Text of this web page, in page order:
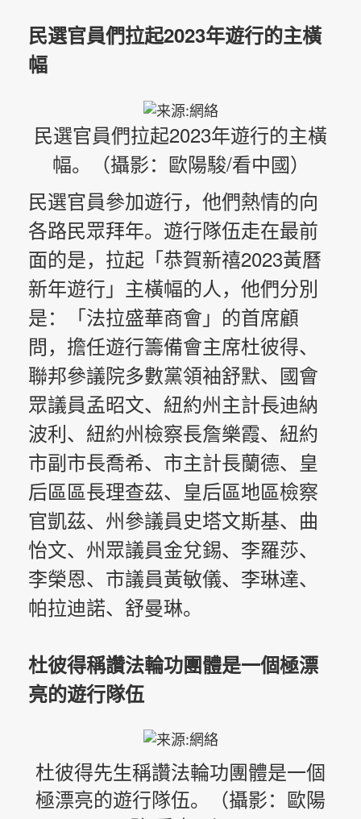
民選官員們拉起2023年遊行的主橫
幅
民選官員們拉起2023年遊行的主橫
幅。
（攝影：歐陽駿/看中國）
民選官員參加遊行，他們熱情的向
各路民眾拜年。 遊行隊伍走在最前
面的是，拉起「恭賀新禧2023黃曆
新年遊行」主橫幅的人，他們分別
是：「法拉盛華商會」的首席顧
問，擔任遊行籌備會主席杜彼得、
聯邦參議院多數黨領袖舒默、國會
眾議員孟昭文、紐約州主計長迪納
波利、紐約州檢察長詹樂霞、紐約
市副市長喬希、市主計長蘭德、皇
后區區長理查茲、皇后區地區檢察
官凱茲、州參議員史塔文斯基、曲
怡文、州眾議員金兌錫、李羅莎、
李榮恩、市議員黃敏儀、李琳達、
帕拉迪諾、舒曼琳。
杜彼得稱讚法輪功團體是一個極漂
亮的遊行隊伍
杜彼得先生稱讚法輪功團體是一個
極漂亮的遊行隊伍。
（攝影：歐陽